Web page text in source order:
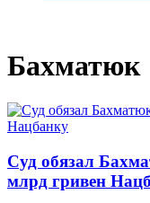
Бахматюк
Суд обязал
млрд гривен